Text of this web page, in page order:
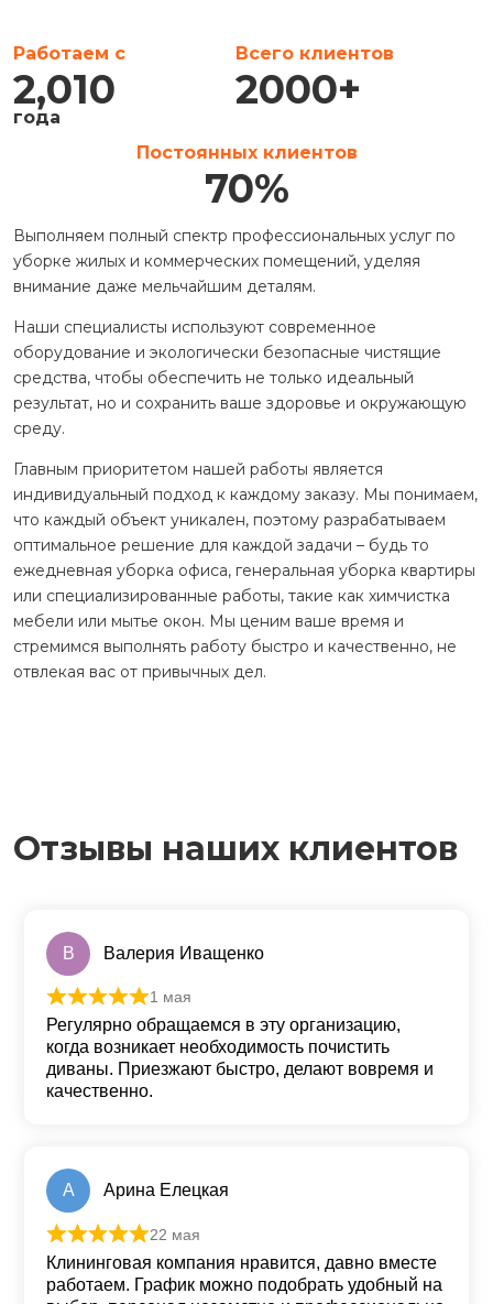
Работаем с
2,010
года
Всего клиентов
2000+
Постоянных клиентов
70%
Выполняем полный спектр профессиональных услуг по
уборке жилых и коммерческих помещений, уделяя
внимание даже мельчайшим деталям.
Наши специалисты используют современное
оборудование и экологически безопасные чистящие
средства, чтобы обеспечить не только идеальный
результат, но и сохранить ваше здоровье и окружающую
среду.
Главным приоритетом нашей работы является
индивидуальный подход к каждому заказу. Мы понимаем,
что каждый объект уникален, поэтому разрабатываем
оптимальное решение для каждой задачи – будь то
ежедневная уборка офиса, генеральная уборка квартиры
или специализированные работы, такие как химчистка
мебели или мытье окон. Мы ценим ваше время и
стремимся выполнять работу быстро и качественно, не
отвлекая вас от привычных дел.
Отзывы наших клиентов
В Валерия Иващенко
Оценка
1 мая
Регулярно обращаемся в эту организацию,
когда возникает необходимость почистить
диваны. Приезжают быстро, делают вовремя и
качественно.
А Арина Елецкая
Оценка
22 мая
Клининговая компания нравится, давно вместе
работаем. График можно подобрать удобный на